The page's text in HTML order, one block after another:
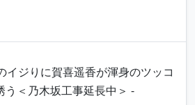
イジりに賀喜遥香が渾身のツッコ
う＜乃木坂工事延長中＞ -